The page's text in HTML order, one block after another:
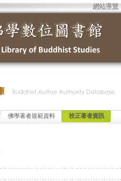
網站導覽
佛學著者規範資料 校正著者資訊